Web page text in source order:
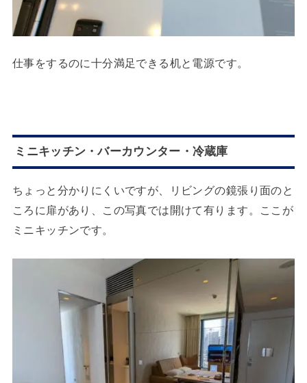
仕事をするのに十分満足できる机と電源です。
ミニキッチン・バーカウンター・冷蔵庫
ちょっと分かりにくいですが、リビングの鏡張り面のと
ころに扉があり、この写真では開けて有ります。ここが
ミニキッチンです。